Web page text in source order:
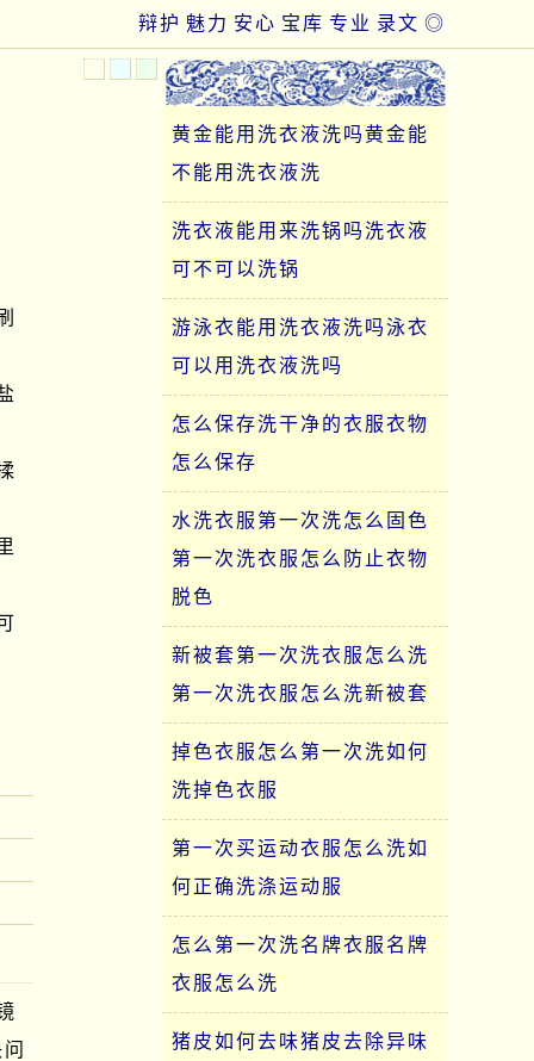
◎
录文
专业
宝库
安心
魅力
辩护
黄金能用洗衣液洗吗黄金能
不能用洗衣液洗
洗衣液能用来洗锅吗洗衣液
可不可以洗锅
游泳衣能用洗衣液洗吗泳衣
可以用洗衣液洗吗
怎么保存洗干净的衣服衣物
怎么保存
水洗衣服第一次洗怎么固色
第一次洗衣服怎么防止衣物
脱色
新被套第一次洗衣服怎么洗
第一次洗衣服怎么洗新被套
掉色衣服怎么第一次洗如何
洗掉色衣服
第一次买运动衣服怎么洗如
何正确洗涤运动服
怎么第一次洗名牌衣服名牌
衣服怎么洗
猪皮如何去味猪皮去除异味